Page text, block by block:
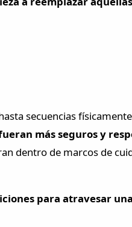
secuencias
más seguros y
dentro de marcos de
para atravesar